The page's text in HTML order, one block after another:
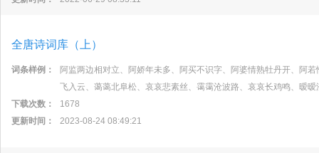
全唐诗词库（上）
词条样例：
阿监两边相对立、阿娇年未多、阿买不识字、阿婆情熟牡丹开、阿
飞入云、蔼蔼北阜松、哀哀悲素丝、霭霭沧波路、哀哀长鸡鸣、暧
下载次数：
1678
更新时间：
2023-08-24 08:49:21